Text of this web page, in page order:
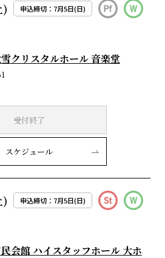
) 申込締切：7月5日(日)
クリスタルホール 音楽堂
受付終了
スケジュール
) 申込締切：7月5日(日)
会館 ハイスタッフホール 大ホ